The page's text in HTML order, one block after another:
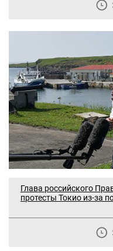
Глава российского
протесты Токио из-за